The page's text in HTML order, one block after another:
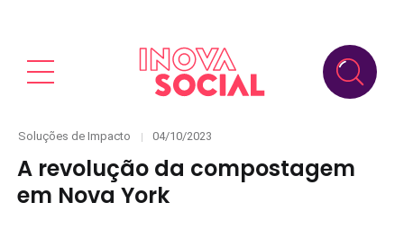
Categories
Soluções de Impacto
Posted
04/10/2023
A revolução da compostagem
em Nova York